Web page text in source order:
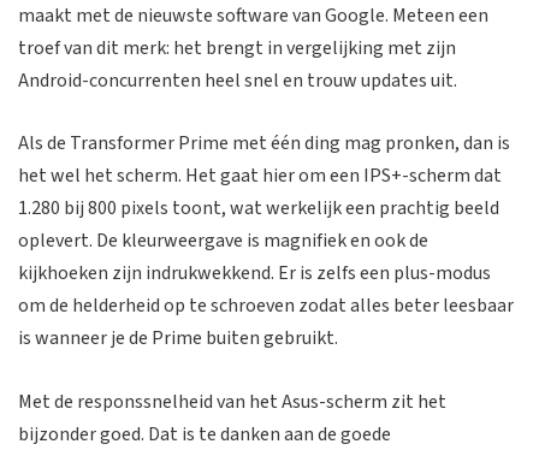
maakt met de nieuwste software van Google. Meteen een
troef van dit merk: het brengt in vergelijking met zijn
Android-concurrenten heel snel en trouw updates uit.
Als de Transformer Prime met één ding mag pronken, dan is
het wel het scherm. Het gaat hier om een IPS+-scherm dat
1.280 bij 800 pixels toont, wat werkelijk een prachtig beeld
oplevert. De kleurweergave is magnifiek en ook de
kijkhoeken zijn indrukwekkend. Er is zelfs een plus-modus
om de helderheid op te schroeven zodat alles beter leesbaar
is wanneer je de Prime buiten gebruikt.
Met de responssnelheid van het Asus-scherm zit het
bijzonder goed. Dat is te danken aan de goede